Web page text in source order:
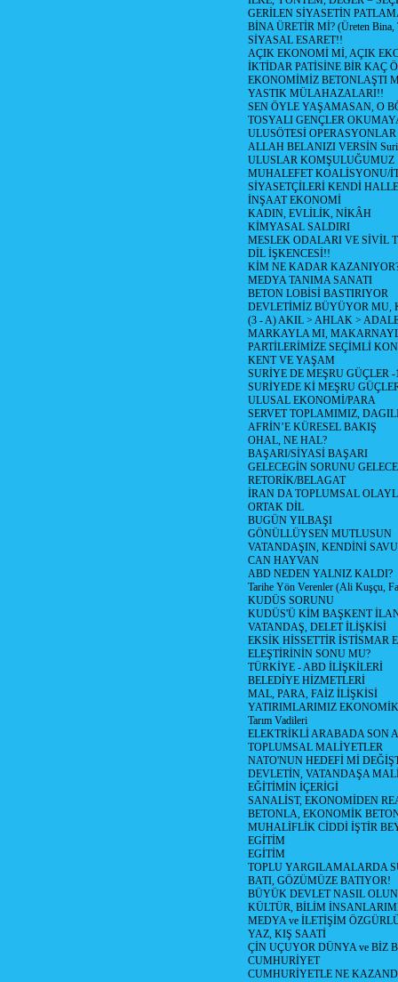
GERİLEN SİYASETİN
BİNA ÜRETİR Mİ? (Üreten Bina,
SİYASAL ESARET!!
AÇIK EKONOMİ Mİ, AÇIK
İKTİDAR PATİSİNE BİR KAÇ
EKONOMİMİZ BETONLAŞTI
YASTIK MÜLAHAZALARI!!
SEN ÖYLE YAŞAMASAN, O
TOSYALI GENÇLER
ULUSÖTESİ OPERASYONLAR
ALLAH BELANIZI VERSİN
ULUSLAR KOMŞULUĞUMUZ
MUHALEFET KOALİSYONU/
SİYASETÇİLERİ KENDİ
İNŞAAT EKONOMİ
KADIN, EVLİLİK, NİKÂH
KİMYASAL SALDIRI
MESLEK ODALARI VE SİVİL
DİL İŞKENCESİ!!
KİM NE KADAR
MEDYA TANIMA SANATI
BETON LOBİSİ BASTIRIYOR
DEVLETİMİZ BÜYÜYOR MU,
(3 - A) AKIL > AHLAK >
MARKAYLA MI,
PARTİLERİMİZE SEÇİMLİ
KENT VE YAŞAM
SURİYE DE MEŞRU GÜÇLER -
SURİYEDE Kİ MEŞRU
ULUSAL EKONOMİ/PARA
SERVET TOPLAMIMIZ,
AFRİN’E KÜRESEL BAKIŞ
OHAL, NE HAL?
BAŞARI/SİYASİ BAŞARI
GELECEGİN SORUNU
RETORİK/BELAGAT
İRAN DA TOPLUMSAL
ORTAK DİL
BUGÜN YILBAŞI
GÖNÜLLÜYSEN MUTLUSUN
VATANDAŞIN, KENDİNİ
CAN HAYVAN
ABD NEDEN YALNIZ KALDI?
Tarihe Yön Verenler (Ali Kuşçu,
KUDÜS SORUNU
KUDÜS'Ü KİM BAŞKENT
VATANDAŞ, DELET İLİŞKİSİ
EKSİK HİSSETTİR İSTİSMAR
ELEŞTİRİNİN SONU MU?
TÜRKİYE - ABD İLİŞKİLERİ
BELEDİYE HİZMETLERİ
MAL, PARA, FAİZ İLİŞKİSİ
YATIRIMLARIMIZ
Tarım Vadileri
ELEKTRİKLİ ARABADA SON
TOPLUMSAL MALİYETLER
NATO'NUN HEDEFİ Mİ
DEVLETİN, VATANDAŞA
EĞİTİMİN İÇERİGİ
SANALİST, EKONOMİDEN
BETONLA, EKONOMİK
MUHALİFLİK CİDDİ İŞTİR
EGİTİM
EGİTİM
TOPLU YARGILAMALARDA
BATI, GÖZÜMÜZE BATIYOR!
BÜYÜK DEVLET NASIL
KÜLTÜR, BİLİM
MEDYA ve İLETİŞİM
YAZ, KIŞ SAATİ
ÇİN UÇUYOR DÜNYA ve BİZ
CUMHURİYET
CUMHURİYETLE NE